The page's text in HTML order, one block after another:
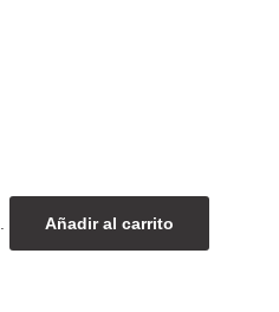
Añadir al carrito